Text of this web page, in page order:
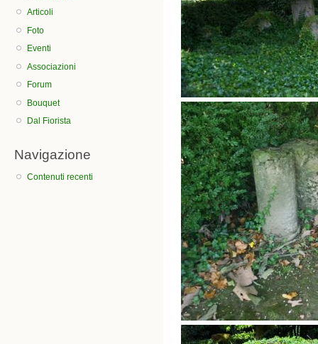
Articoli
Foto
Eventi
Associazioni
Forum
Bouquet
Dal Fiorista
Navigazione
Contenuti recenti